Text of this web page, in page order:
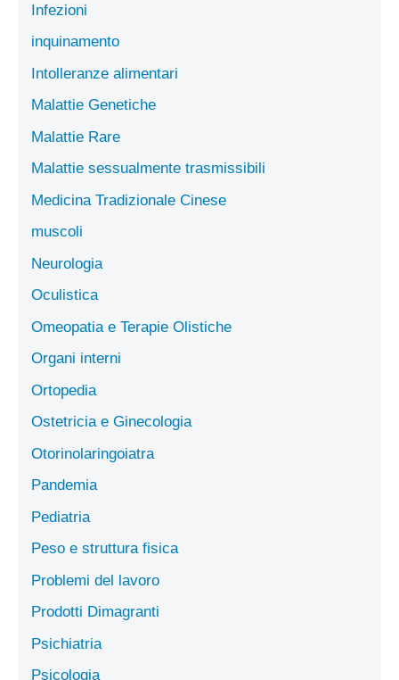
Infezioni
inquinamento
Intolleranze alimentari
Malattie Genetiche
Malattie Rare
Malattie sessualmente trasmissibili
Medicina Tradizionale Cinese
muscoli
Neurologia
Oculistica
Omeopatia e Terapie Olistiche
Organi interni
Ortopedia
Ostetricia e Ginecologia
Otorinolaringoiatra
Pandemia
Pediatria
Peso e struttura fisica
Problemi del lavoro
Prodotti Dimagranti
Psichiatria
Psicologia